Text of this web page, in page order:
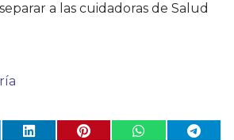
a las cuidadoras de Salud